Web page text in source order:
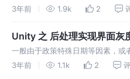
在这里看到。Android Logcat包
3年前 1.9k 2
Unity 之 后处理实现界面灰
(PostProcessing实现 |
一般由于政策特殊日期等因素，或
死亡效果要求等等，我们会想看到
3年前 1.1k 2